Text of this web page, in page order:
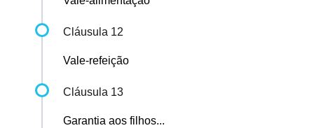
Cláusula 12
Vale-refeição
Cláusula 13
Garantia aos filhos...